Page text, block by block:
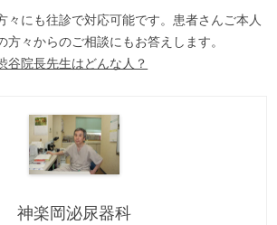
々にも往診で対応可能です。患者さんご本人
方々からのご相談にもお答えします。
谷院長先生はどんな人？
神楽岡泌尿器科